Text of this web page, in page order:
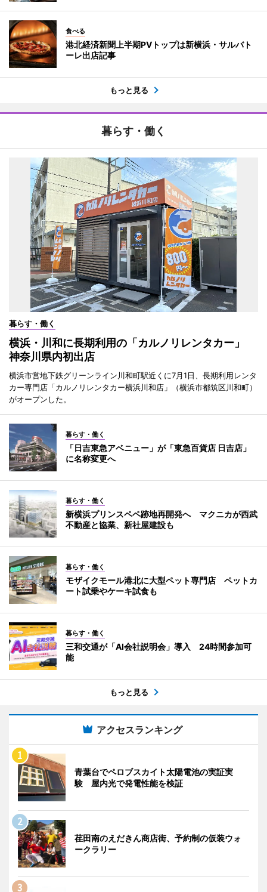
食べる
港北経済新聞上半期PVトップは新横浜・サルバト
ーレ出店記事
もっと見る
暮らす・働く
暮らす・働く
横浜・川和に長期利用の「カルノリレンタカー」
神奈川県内初出店
横浜市営地下鉄グリーンライン川和町駅近くに7月1日、長期利用レンタ
カー専門店「カルノリレンタカー横浜川和店」（横浜市都筑区川和町）
がオープンした。
暮らす・働く
「日吉東急アベニュー」が「東急百貨店 日吉店」
に名称変更へ
暮らす・働く
新横浜プリンスペペ跡地再開発へ マクニカが西武
不動産と協業、新社屋建設も
暮らす・働く
モザイクモール港北に大型ペット専門店 ペットカ
ート試乗やケーキ試食も
暮らす・働く
三和交通が「AI会社説明会」導入 24時間参加可
能
もっと見る
アクセスランキング
青葉台でペロブスカイト太陽電池の実証実
験 屋内光で発電性能を検証
荏田南のえだきん商店街、予約制の仮装ウォ
ークラリー